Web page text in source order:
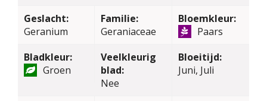
Geslacht:
Geranium
Familie:
Geraniaceae
Bloemkleur:
Paars
Bladkleur:
Groen
Veelkleurig
blad:
Nee
Bloeitijd:
Juni, Juli